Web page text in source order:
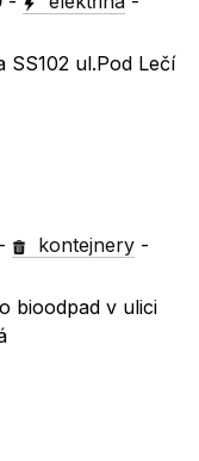
SS102 ul.Pod Lečí
- kontejnery -
bioodpad v ulici